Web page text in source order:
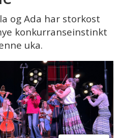
og Ada har storkost
konkurranseinstinkt
uka.